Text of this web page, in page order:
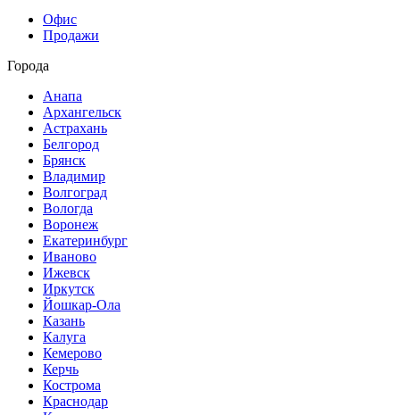
Офис
Продажи
Города
Анапа
Архангельск
Астрахань
Белгород
Брянск
Владимир
Волгоград
Вологда
Воронеж
Екатеринбург
Иваново
Ижевск
Иркутск
Йошкар-Ола
Казань
Калуга
Кемерово
Керчь
Кострома
Краснодар